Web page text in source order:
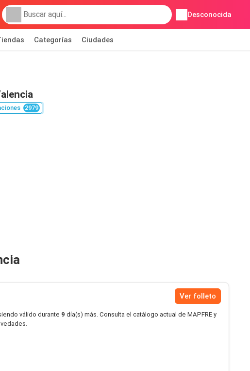
Desconocida
Categorías Ciudades
2979
Ver folleto
válido durante 9 día(s) más. Consulta el catálogo actual de MAPFRE y